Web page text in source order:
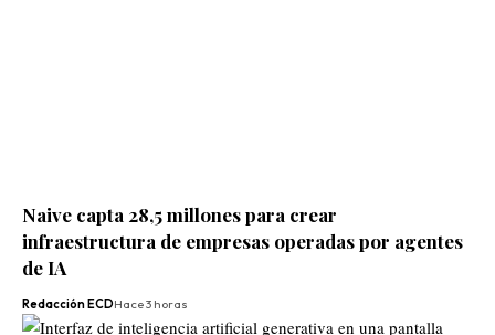
Naive capta 28,5 millones para crear
infraestructura de empresas operadas por agentes
de IA
Redacción ECDHace 3 horas